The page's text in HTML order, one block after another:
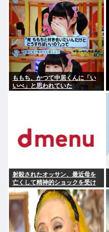
ももち、かつて中居くんに「い
いべ」と思われていた
射殺されたオッサン、最近母を
亡くして精神的ショックを受け
ていたと判明